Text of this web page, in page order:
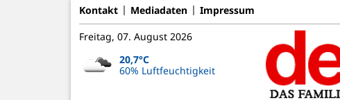
Kontakt Mediadaten Impressum
Freitag, 07. August 2026
20,7°C
60% Luftfeuchtigkeit